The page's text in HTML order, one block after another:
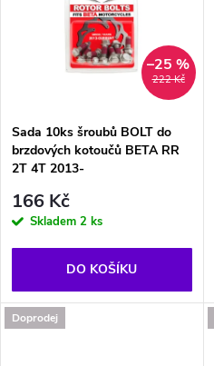
ů
ů
222 Kč
–25 %
Sada 10ks šroubů BOLT do
brzdových kotoučů BETA RR
2T 4T 2013-
166 Kč
Skladem 2 ks
DO KOŠÍKU
Doprodej